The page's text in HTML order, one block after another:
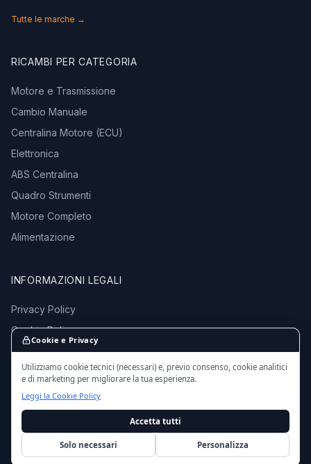
Tutte le marche →
RICAMBI PER CATEGORIA
Motore e Trasmissione
Cambio Manuale
Centralina Motore (ECU)
Elettronica
ABS Centralina
Quadro Strumenti
Motore Completo
Alimentazione
INFORMAZIONI LEGALI
Privacy Policy
Cookie Policy
Termini e Condizioni
© 2016 - 2026 EmporioMotori.it — Tutti i diritti riservati.
Ricambi auto usati da autodemolizioni certificate in Italia.
Cookie e Privacy
Utilizziamo cookie tecnici (necessari) e, previo consenso, cookie analitici
e di marketing per migliorare la tua esperienza.
Leggi la Cookie Policy
Accetta tutti
Solo necessari Personalizza